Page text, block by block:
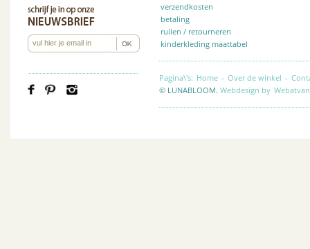
verzendkosten
betaling
ruilen / retourneren
kinderkleding maattabel
Pagina\'s: Home - Over de winkel -
© LUNABLOOM. Webdesign by